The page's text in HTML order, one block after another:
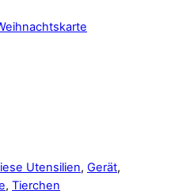
Utensilien, Gerät,
, Tierchen